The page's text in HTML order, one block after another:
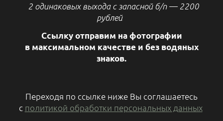
2 одинаковых выхода с запасной б/п — 2200
рублей
Ссылку отправим на фотографии
в максимальном качестве и без водяных
знаков.
Переходя по ссылке ниже Вы соглашаетесь
с политикой обработки персональных данных